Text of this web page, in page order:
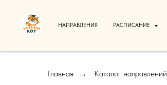
НАПРАВЛЕНИЯ РАСПИСАНИЕ
Главная → Каталог направлений